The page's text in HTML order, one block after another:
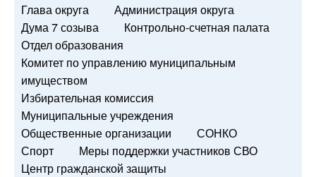
Глава округа
Администрация округа
Дума 7 созыва
Контрольно-счетная палата
Отдел образования
Комитет по управлению муниципальным
имуществом
Избирательная комиссия
Муниципальные учреждения
Общественные организации
СОНКО
Спорт
Меры поддержки участников СВО
Центр гражданской защиты